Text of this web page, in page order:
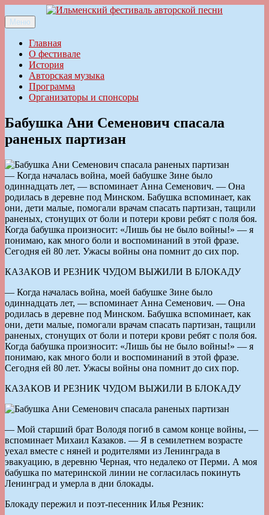
к
содержимому
Ильменский фестиваль авторской песни
Меню
Главная
О фестивале
История
Авторская музыка
Программа
Организаторы и спонсоры
Бабушка Ани Семенович спасала
раненых партизан
— Когда началась война, моей бабушке Зине было
одиннадцать лет, — вспоминает Анна Семенович. — Она
родилась в деревне под Минском. Бабушка вспоминает, как
они, дети малые, помогали врачам спасать партизан, тащили
раненых, стонущих от боли и потери крови ребят с поля боя.
Когда бабушка произносит: «Лишь бы не было войны!» — я
понимаю, как много боли и воспоминаний в этой фразе.
Сегодня ей 80 лет. Ужасы войны она помнит до сих пор.
КАЗАКОВ И РЕЗНИК ЧУДОМ ВЫЖИЛИ В БЛОКАДУ
— Когда началась война, моей бабушке Зине было
одиннадцать лет, — вспоминает Анна Семенович. — Она
родилась в деревне под Минском. Бабушка вспоминает, как
они, дети малые, помогали врачам спасать партизан, тащили
раненых, стонущих от боли и потери крови ребят с поля боя.
Когда бабушка произносит: «Лишь бы не было войны!» — я
понимаю, как много боли и воспоминаний в этой фразе.
Сегодня ей 80 лет. Ужасы войны она помнит до сих пор.
КАЗАКОВ И РЕЗНИК ЧУДОМ ВЫЖИЛИ В БЛОКАДУ
— Мой старший брат Володя погиб в самом конце войны, —
вспоминает Михаил Казаков. — Я в семилетнем возрасте
уехал вместе с няней и родителями из Ленинграда в
эвакуацию, в деревню Черная, что недалеко от Перми. А моя
бабушка по материнской линии не согласилась покинуть
Ленинград и умерла в дни блокады.
Блокаду пережил и поэт-песенник Илья Резник: